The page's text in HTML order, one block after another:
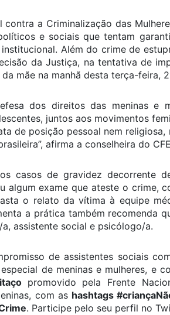
contra a Criminalização das
e sociais que tentam
Além do crime de
da Justiça, na tentativa de
mãe na manhã desta terça-feira,
dos direitos das meninas e
juntos aos movimentos
de posição pessoal nem religiosa,
afirma a conselheira do
casos de gravidez decorrente
algum exame que ateste o crime,
o relato da vítima à equipe
a prática também recomenda
assistente social e psicólogo/a.
de assistentes sociais
de meninas e mulheres, e
promovido pela Frente
com as hashtags
. Participe pelo seu perfil no